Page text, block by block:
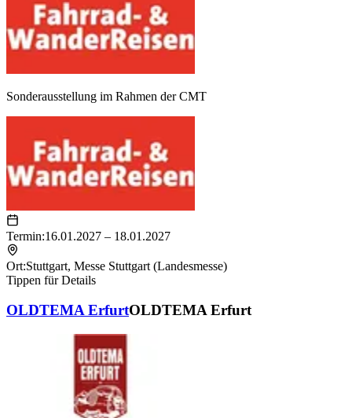
Sonderausstellung im Rahmen der CMT
Termin:16.01.2027 – 18.01.2027
Ort:Stuttgart, Messe Stuttgart (Landesmesse)
Tippen für Details
OLDTEMA ErfurtOLDTEMA Erfurt